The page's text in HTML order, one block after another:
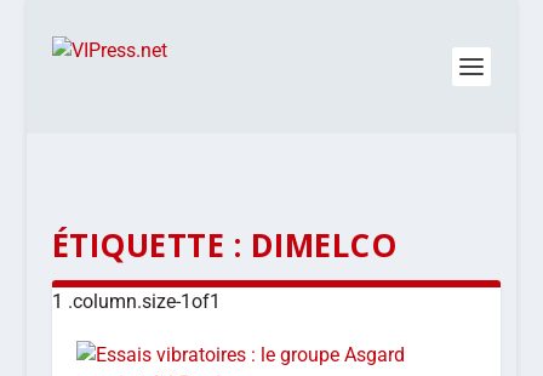
ÉTIQUETTE : DIMELCO